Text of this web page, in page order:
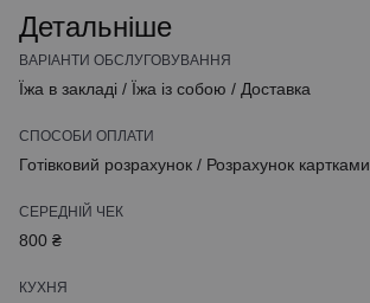
Детальніше
ВАРІАНТИ ОБСЛУГОВУВАННЯ
Їжа в закладі / Їжа із собою / Доставка
СПОСОБИ ОПЛАТИ
Готівковий розрахунок / Розрахунок картками
СЕРЕДНІЙ ЧЕК
800 ₴
КУХНЯ